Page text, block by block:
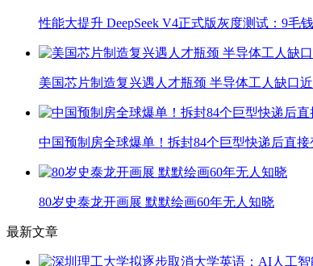
性能大提升 DeepSeek V4正式版灰度测试：9毛
美国芯片制造复兴遇人才瓶颈 半导体工人缺口
中国预制房全球爆单！拆封84个巨型快递后直
80岁史泰龙开画展 默默绘画60年无人知晓
最新文章